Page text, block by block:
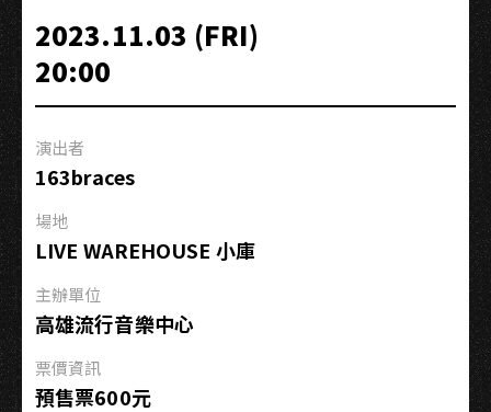
邊
Super
Band
演
2023.11.03 (FRI)
20:00
演出者
163braces
場地
LIVE WAREHOUSE 小庫
主辦單位
高雄流行音樂中心
票價資訊
預售票600元